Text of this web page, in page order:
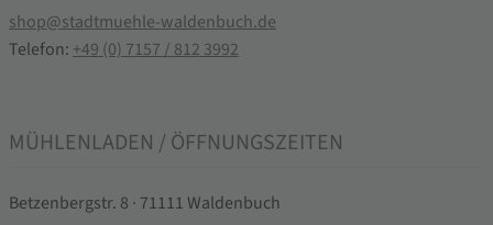
shop@stadtmuehle-waldenbuch.de
Telefon:+49 (0) 7157 / 812 3992
MÜHLENLADEN / ÖFFNUNGSZEITEN
Betzenbergstr. 8 · 71111 Waldenbuch